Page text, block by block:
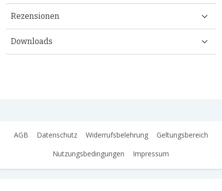
Rezensionen
Downloads
AGB Datenschutz Widerrufsbelehrung
Geltungsbereich
Nutzungsbedingungen
Impressum